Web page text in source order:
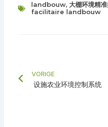
landbouw, 大棚环境精准
facilitaire landbouw
VORIGE
设施农业环境控制系统